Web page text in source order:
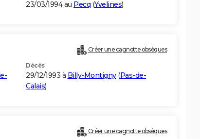
23/03/1994 au Pecq (Yvelines)
Créer une cagnotte obsèques
Décès
29/12/1993 à Billy-Montigny(Pas-de-
Calais)
Créer une cagnotte obsèques